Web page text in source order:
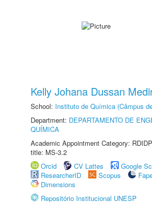
Kelly Johana Dussan
School: Instituto de Química (Câmpus
Department: DEPARTAMENTO DE
QUÍMICA
Academic Appointment Category:
title: MS-3.2
Orcid
CV Lattes
Google
ResearcherID
Scopus
Dimensions
Repositório Institucional UNESP